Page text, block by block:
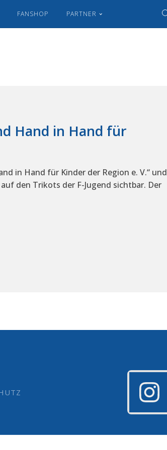
FANSHOP PARTNER
Hand in Hand für
in Hand für Kinder der Region e. V.“ und
den Trikots der F-Jugend sichtbar. Der